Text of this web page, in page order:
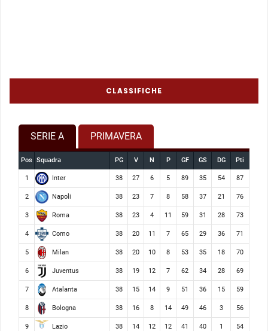
CLASSIFICHE
SERIE A PRIMAVERA
Pos Squadra PG V N P GF GS DG Pti
1 Inter 38 27 6 5 89 35 54 87
2 Napoli 38 23 7 8 58 37 21 76
3 Roma 38 23 4 11 59 31 28 73
4 Como 38 20 11 7 65 29 36 71
5 Milan 38 20 10 8 53 35 18 70
6 Juventus 38 19 12 7 62 34 28 69
7 Atalanta 38 15 14 9 51 36 15 59
8 Bologna 38 16 8 14 49 46 3 56
9 Lazio 38 14 12 12 41 40 1 54